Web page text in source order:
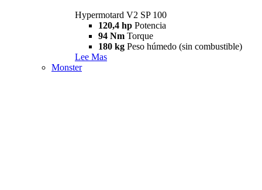
Hypermotard V2 SP 100
120,4 hp Potencia
94 Nm Torque
180 kg Peso húmedo (sin combustible)
Lee Mas
Monster